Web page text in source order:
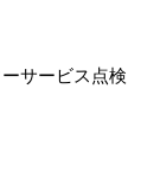
サービス点検